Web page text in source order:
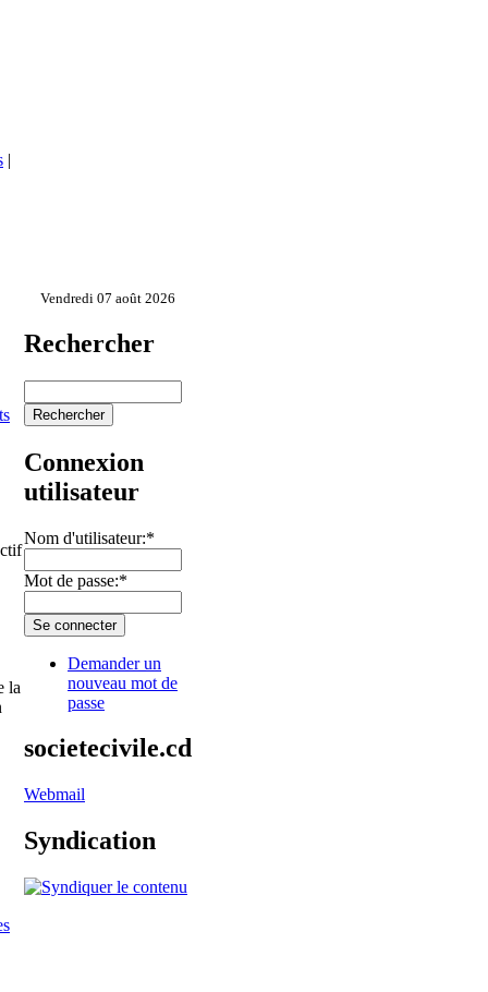
|
la
Vendredi 07 août 2026
Rechercher
Connexion
utilisateur
Nom d'utilisateur:*
Mot de passe:*
Demander un
nouveau mot de
passe
societecivile.cd
Webmail
Syndication